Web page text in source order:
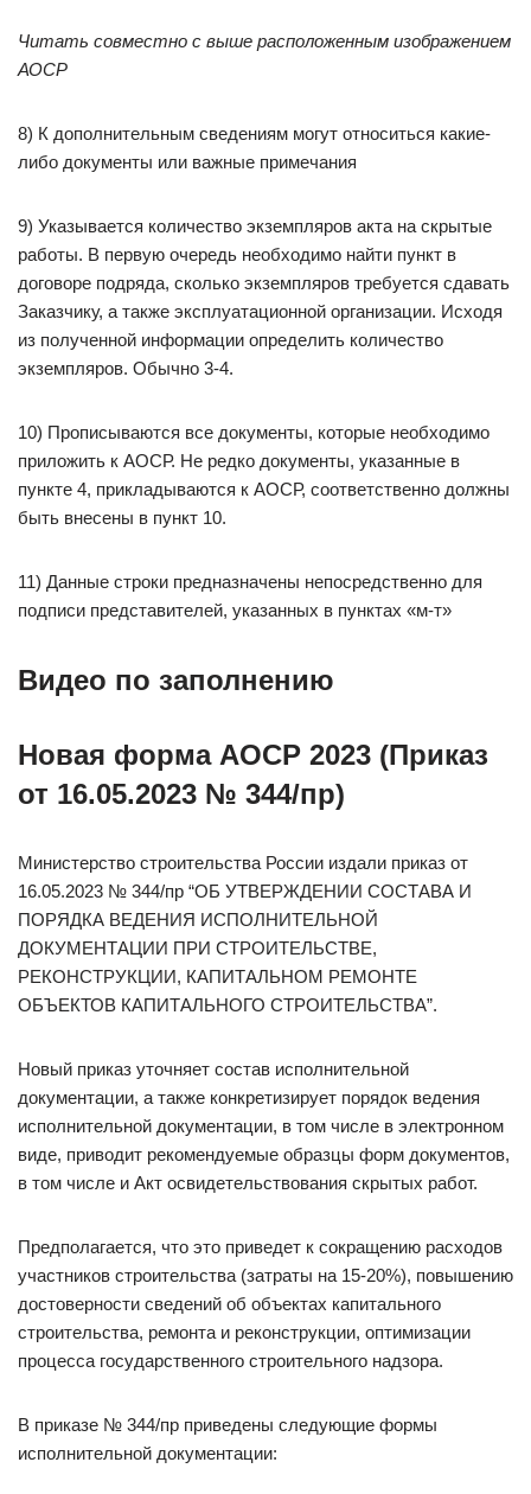
Читать совместно с выше расположенным изображением
АОСР
8) К дополнительным сведениям могут относиться какие-
либо документы или важные примечания
9) Указывается количество экземпляров акта на скрытые
работы. В первую очередь необходимо найти пункт в
договоре подряда, сколько экземпляров требуется сдавать
Заказчику, а также эксплуатационной организации. Исходя
из полученной информации определить количество
экземпляров. Обычно 3-4.
10) Прописываются все документы, которые необходимо
приложить к АОСР. Не редко документы, указанные в
пункте 4, прикладываются к АОСР, соответственно должны
быть внесены в пункт 10.
11) Данные строки предназначены непосредственно для
подписи представителей, указанных в пунктах «м-т»
Видео по заполнению
Новая форма АОСР 2023 (Приказ
от 16.05.2023 № 344/пр)
Министерство строительства России издали приказ от
16.05.2023 № 344/пр “ОБ УТВЕРЖДЕНИИ СОСТАВА И
ПОРЯДКА ВЕДЕНИЯ ИСПОЛНИТЕЛЬНОЙ
ДОКУМЕНТАЦИИ ПРИ СТРОИТЕЛЬСТВЕ,
РЕКОНСТРУКЦИИ, КАПИТАЛЬНОМ РЕМОНТЕ
ОБЪЕКТОВ КАПИТАЛЬНОГО СТРОИТЕЛЬСТВА”.
Новый приказ уточняет состав исполнительной
документации, а также конкретизирует порядок ведения
исполнительной документации, в том числе в электронном
виде, приводит рекомендуемые образцы форм документов,
в том числе и Акт освидетельствования скрытых работ.
Предполагается, что это приведет к сокращению расходов
участников строительства (затраты на 15-20%), повышению
достоверности сведений об объектах капитального
строительства, ремонта и реконструкции, оптимизации
процесса государственного строительного надзора.
В приказе № 344/пр приведены следующие формы
исполнительной документации: